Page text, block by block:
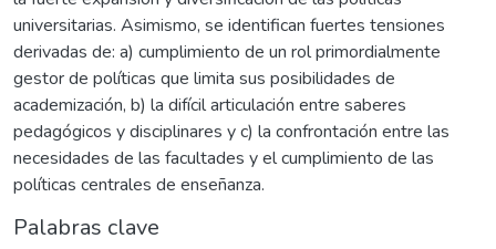
universitarias. Asimismo, se identifican fuertes tensiones
derivadas de: a) cumplimiento de un rol primordialmente
gestor de políticas que limita sus posibilidades de
academización, b) la difícil articulación entre saberes
pedagógicos y disciplinares y c) la confrontación entre las
necesidades de las facultades y el cumplimiento de las
políticas centrales de enseñanza.
Palabras clave